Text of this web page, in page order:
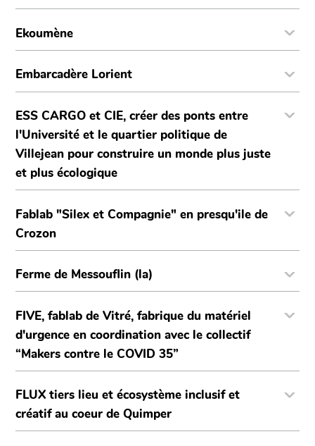
Ekoumène
Embarcadère Lorient
ESS CARGO et CIE, créer des ponts entre
l'Université et le quartier politique de
Villejean pour construire un monde plus juste
et plus écologique
Fablab "Silex et Compagnie" en presqu'ile de
Crozon
Ferme de Messouflin (la)
FIVE, fablab de Vitré, fabrique du matériel
d'urgence en coordination avec le collectif
“Makers contre le COVID 35”
FLUX tiers lieu et écosystème inclusif et
créatif au coeur de Quimper